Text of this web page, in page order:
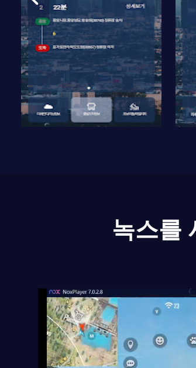
녹스를